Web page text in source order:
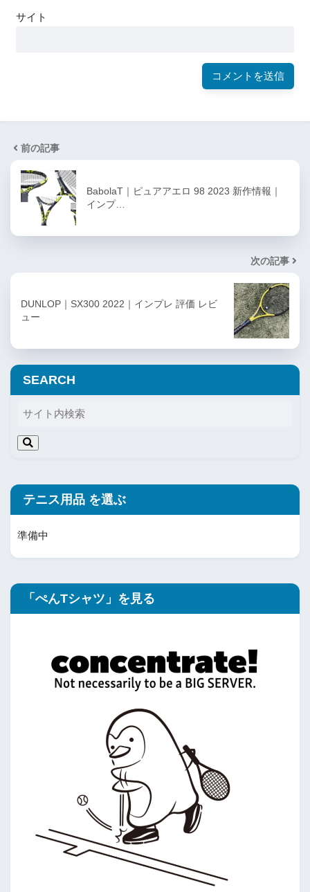
サイト
前の記事
BabolaT｜ピュアアエロ 98 2023 新作情報｜
インプ…
次の記事
DUNLOP｜SX300 2022｜インプレ 評価 レビ
ュー
SEARCH
テニス用品 を選ぶ
準備中
「ぺんTシャツ」を見る